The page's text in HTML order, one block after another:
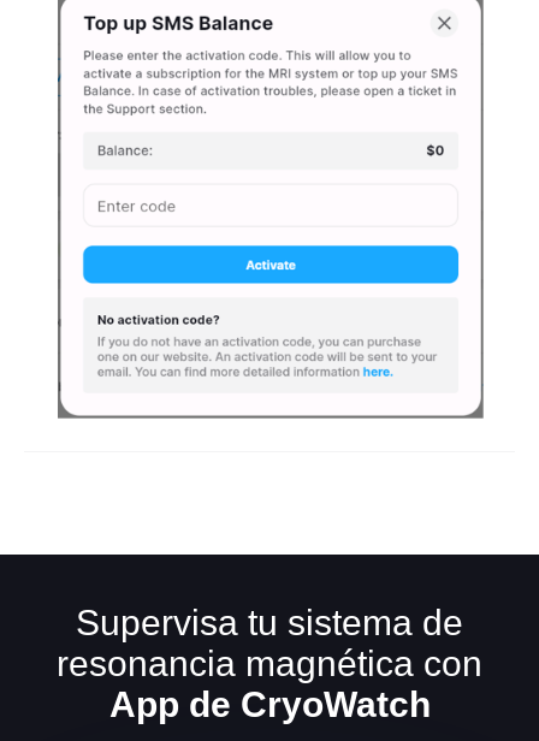
Supervisa tu sistema de
resonancia magnética con
App de CryoWatch